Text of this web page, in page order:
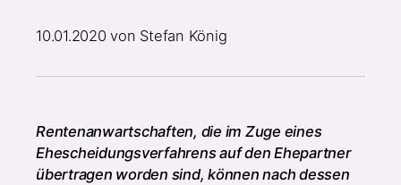
10.01.2020 von Stefan König
Rentenanwartschaften, die im Zuge eines
Ehescheidungsverfahrens auf den Ehepartner
übertragen worden sind, können nach dessen